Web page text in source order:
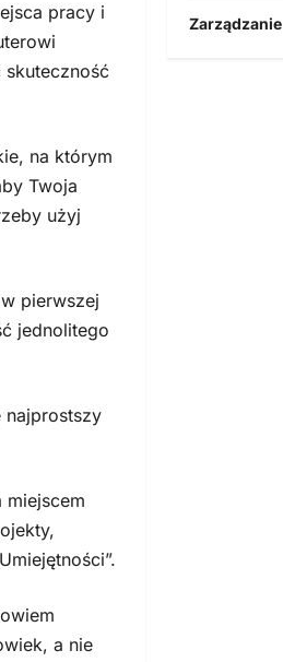
pracy i
na którym
Twoja
użyj
pierwszej
jednolitego
najprostszy
a nie
Zarządzanie